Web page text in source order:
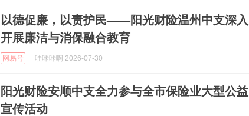
以德促廉，以责护民——阳光财险温州中支深入
开展廉洁与消保融合教育
网易号 哇咔咔啊 2026-07-30
阳光财险安顺中支全力参与全市保险业大型公益
宣传活动